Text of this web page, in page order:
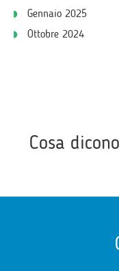
Gennaio 2025
Ottobre 2024
Cosa